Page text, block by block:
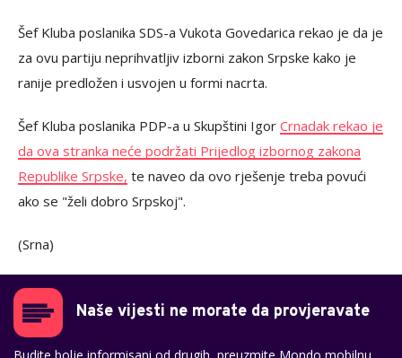
Šef Kluba poslanika SDS-a Vukota Govedarica rekao je da je
za ovu partiju neprihvatljiv izborni zakon Srpske kako je
ranije predložen i usvojen u formi nacrta.
Šef Kluba poslanika PDP-a u Skupštini Igor Crnadak rekao je
da ova stranka neće podržati Prijedlog izbornog zakona
Republike Srpske, te naveo da ovo rješenje treba povući
ako se "želi dobro Srpskoj".
(Srna)
Naše vijesti ne morate da provjeravate